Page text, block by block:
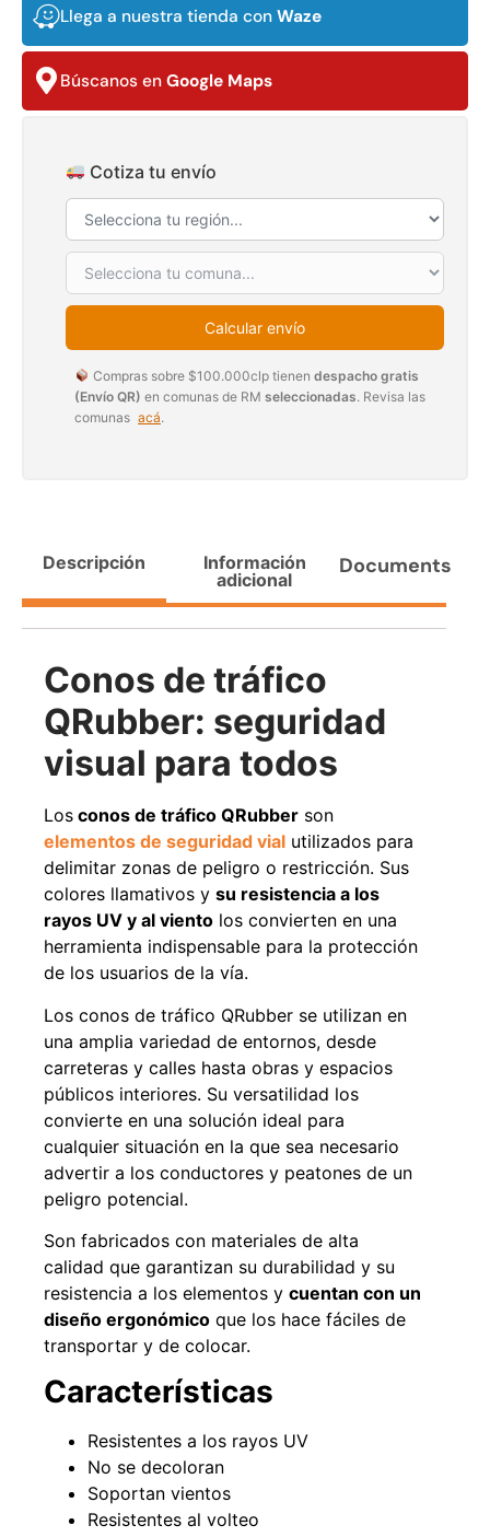
Llega a nuestra tienda con Waze
Búscanos en Google Maps
Cotiza tu envío
Calcular envío
Compras sobre $100.000clp tienen despacho gratis
(Envío QR) en comunas de RM seleccionadas. Revisa las
comunas acá.
Descripción
Información
adicional
Documents
Conos de tráfico
QRubber: seguridad
visual para todos
Los conos de tráfico QRubber son
elementos de seguridad vial utilizados para
delimitar zonas de peligro o restricción. Sus
colores llamativos y su resistencia a los
rayos UV y al viento los convierten en una
herramienta indispensable para la protección
de los usuarios de la vía.
Los conos de tráfico QRubber se utilizan en
una amplia variedad de entornos, desde
carreteras y calles hasta obras y espacios
públicos interiores. Su versatilidad los
convierte en una solución ideal para
cualquier situación en la que sea necesario
advertir a los conductores y peatones de un
peligro potencial.
Son fabricados con materiales de alta
calidad que garantizan su durabilidad y su
resistencia a los elementos y cuentan con un
diseño ergonómico que los hace fáciles de
transportar y de colocar.
Características
Resistentes a los rayos UV
No se decoloran
Soportan vientos
Resistentes al volteo
Juego Modular 03
QplayGround
$5.987.128
$3.790.990
Pasto sintético ornamental
Importado USA: Crown
densidad 35mm Rollo
30%
Agregar al carrito
Pasto sintético ornamental
Importado USA: Paradise
densidad 42mm Rollo
4,57*15,24mts
$ 1.427.544
Leer más
Apilador manual ancho
ajustable Capacidad 1tn Lev.
2,5mts
$1.875.535
Agregar al carrito
49%
Pasto sintético ornamental
densidad 35mm Rollo
4,57*30,48mts
$2.002.243
$1.021.490
Leer más
$1.192.666
Agregar al carrito